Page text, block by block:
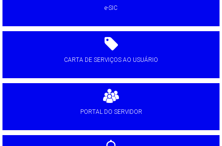
e-SIC
CARTA DE SERVIÇOS AO USUÁRIO
PORTAL DO SERVIDOR